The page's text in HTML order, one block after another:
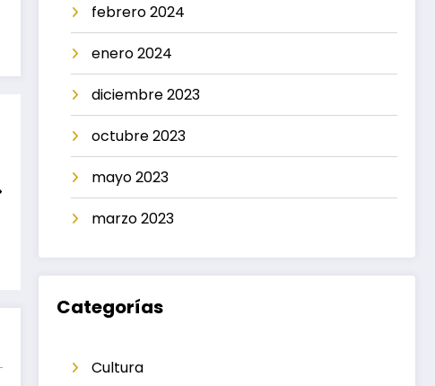
febrero 2024
enero 2024
diciembre 2023
octubre 2023
mayo 2023
marzo 2023
Categorías
Cultura